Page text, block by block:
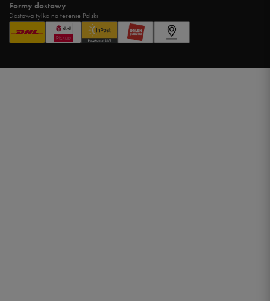
Formy dostawy
Dostawa tylko na terenie Polski